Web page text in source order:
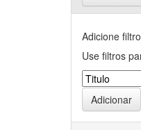
Adicione
Use filtros